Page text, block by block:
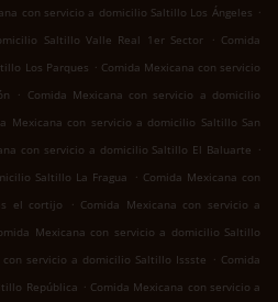
con servicio a domicilio Saltillo Los Ángeles .
Saltillo Valle Real 1er Sector
. Comida
Los Parques . Comida Mexicana con servicio
. Comida Mexicana con servicio a domicilio
Mexicana con servicio a domicilio Saltillo San
con servicio a domicilio Saltillo El Baluarte .
Saltillo La Fragua
. Comida Mexicana con
el cortijo
. Comida Mexicana con servicio a
Mexicana con servicio a domicilio Saltillo
con servicio a domicilio Saltillo Issste . Comida
República . Comida Mexicana con servicio a